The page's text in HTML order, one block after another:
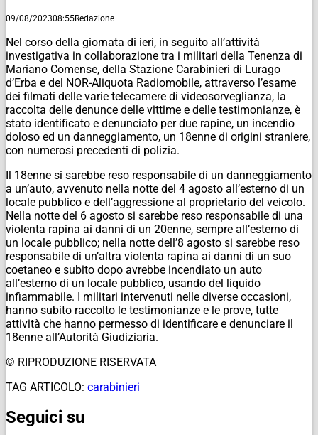
09/08/202308:55Redazione
Nel corso della giornata di ieri, in seguito all’attività
investigativa in collaborazione tra i militari della Tenenza di
Mariano Comense, della Stazione Carabinieri di Lurago
d’Erba e del NOR-Aliquota Radiomobile, attraverso l’esame
dei filmati delle varie telecamere di videosorveglianza, la
raccolta delle denunce delle vittime e delle testimonianze, è
stato identificato e denunciato per due rapine, un incendio
doloso ed un danneggiamento, un 18enne di origini straniere,
con numerosi precedenti di polizia.
Il 18enne si sarebbe reso responsabile di un danneggiamento
a un’auto, avvenuto nella notte del 4 agosto all’esterno di un
locale pubblico e dell’aggressione al proprietario del veicolo.
Nella notte del 6 agosto si sarebbe reso responsabile di una
violenta rapina ai danni di un 20enne, sempre all’esterno di
un locale pubblico; nella notte dell’8 agosto si sarebbe reso
responsabile di un’altra violenta rapina ai danni di un suo
coetaneo e subito dopo avrebbe incendiato un auto
all’esterno di un locale pubblico, usando del liquido
infiammabile. I militari intervenuti nelle diverse occasioni,
hanno subito raccolto le testimonianze e le prove, tutte
attività che hanno permesso di identificare e denunciare il
18enne all’Autorità Giudiziaria.
© RIPRODUZIONE RISERVATA
TAG ARTICOLO: carabinieri
Seguici su